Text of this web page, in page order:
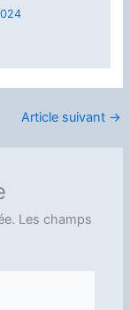
Article suivant →
Les champs